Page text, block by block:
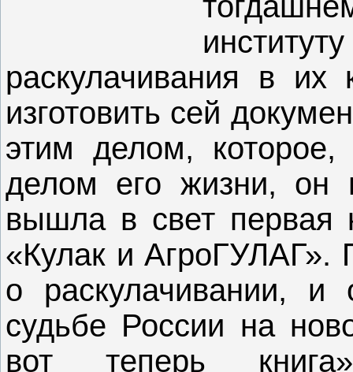
раскулачивания в их
изготовить сей
этим делом, которое,
делом его жизни, он
вышла в свет первая
«Кулак и АгроГУЛАГ».
о раскулачивании,
судьбе России на
вот теперь